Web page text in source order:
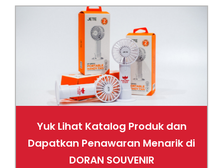
Yuk Lihat Katalog Produk dan
Dapatkan Penawaran Menarik di
DORAN SOUVENIR